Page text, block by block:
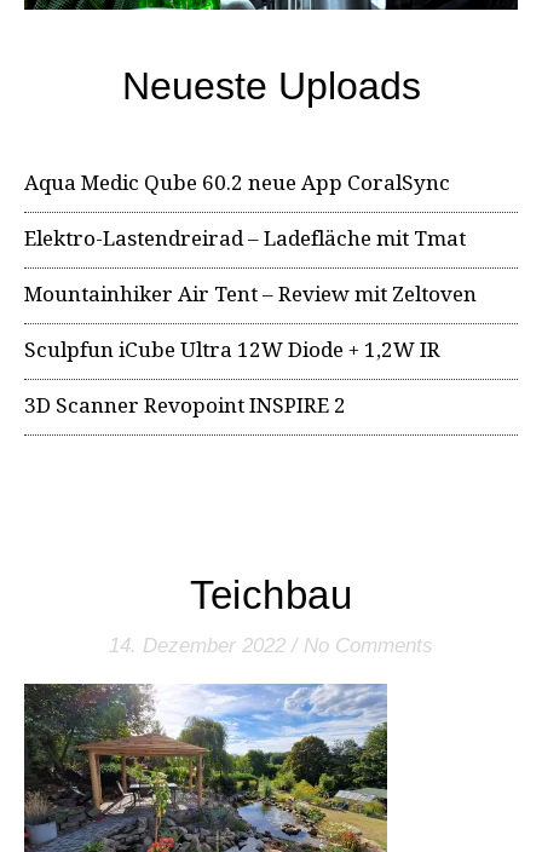
Neueste Uploads
Aqua Medic Qube 60.2 neue App CoralSync
Elektro-Lastendreirad – Ladefläche mit Tmat
Mountainhiker Air Tent – Review mit Zeltoven
Sculpfun iCube Ultra 12W Diode + 1,2W IR
3D Scanner Revopoint INSPIRE 2
Teichbau
14. Dezember 2022 / No Comments